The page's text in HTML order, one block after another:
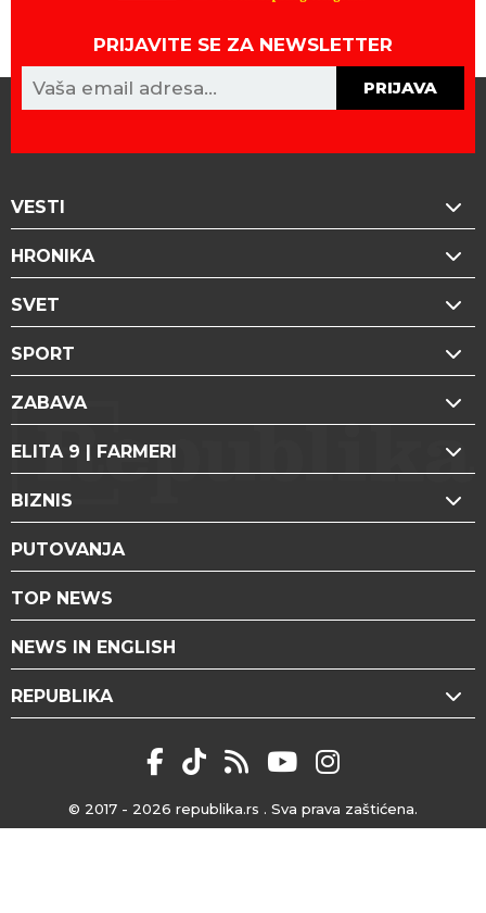
PRIJAVITE SE ZA NEWSLETTER
PRIJAVA
VESTI
HRONIKA
SVET
SPORT
ZABAVA
ELITA 9 | FARMERI
BIZNIS
PUTOVANJA
TOP NEWS
NEWS IN ENGLISH
REPUBLIKA
© 2017 - 2026 republika.rs . Sva prava zaštićena.